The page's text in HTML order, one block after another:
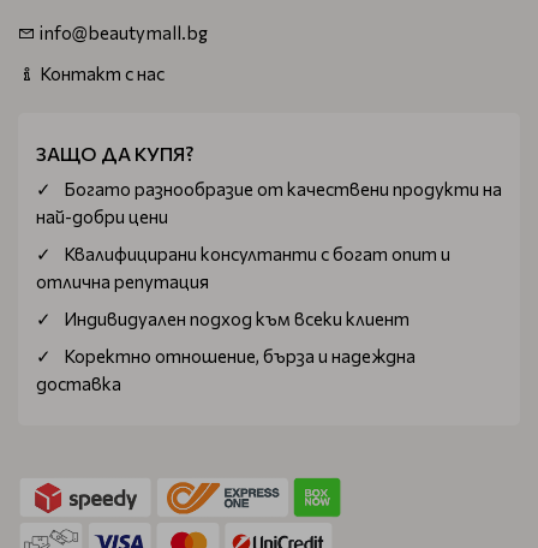
info@beautymall.bg
Контакт с нас
ЗАЩО ДА КУПЯ?
Богатo разнообразие от качествени продукти на
най-добри цени
Квалифицирани консултанти с богат опит и
отлична репутация
Индивидуален подход към всеки клиент
Коректно отношение, бърза и надеждна
доставка